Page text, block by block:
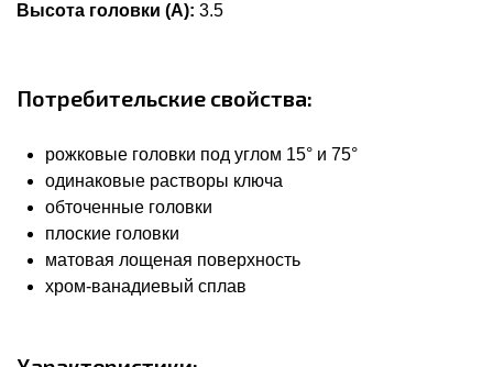
Высота головки (А): 3.5
Потребительские свойства:
рожковые головки под углом 15° и 75°
одинаковые растворы ключа
обточенные головки
плоские головки
матовая лощеная поверхность
хром-ванадиевый сплав